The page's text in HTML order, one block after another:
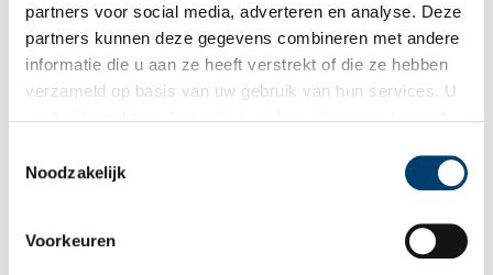
partners voor social media, adverteren en analyse. Deze
partners kunnen deze gegevens combineren met andere
informatie die u aan ze heeft verstrekt of die ze hebben
verzameld op basis van uw gebruik van hun services. U
Noodzakelijk
Voorkeuren